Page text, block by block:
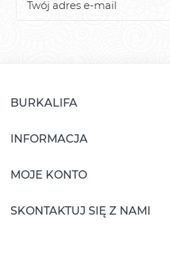
BURKALIFA
INFORMACJA
MOJE KONTO
SKONTAKTUJ SIĘ Z NAMI